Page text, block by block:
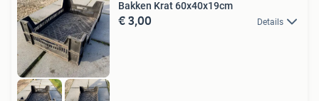
Bakken Krat 60x40x19cm
€ 3,00 Details